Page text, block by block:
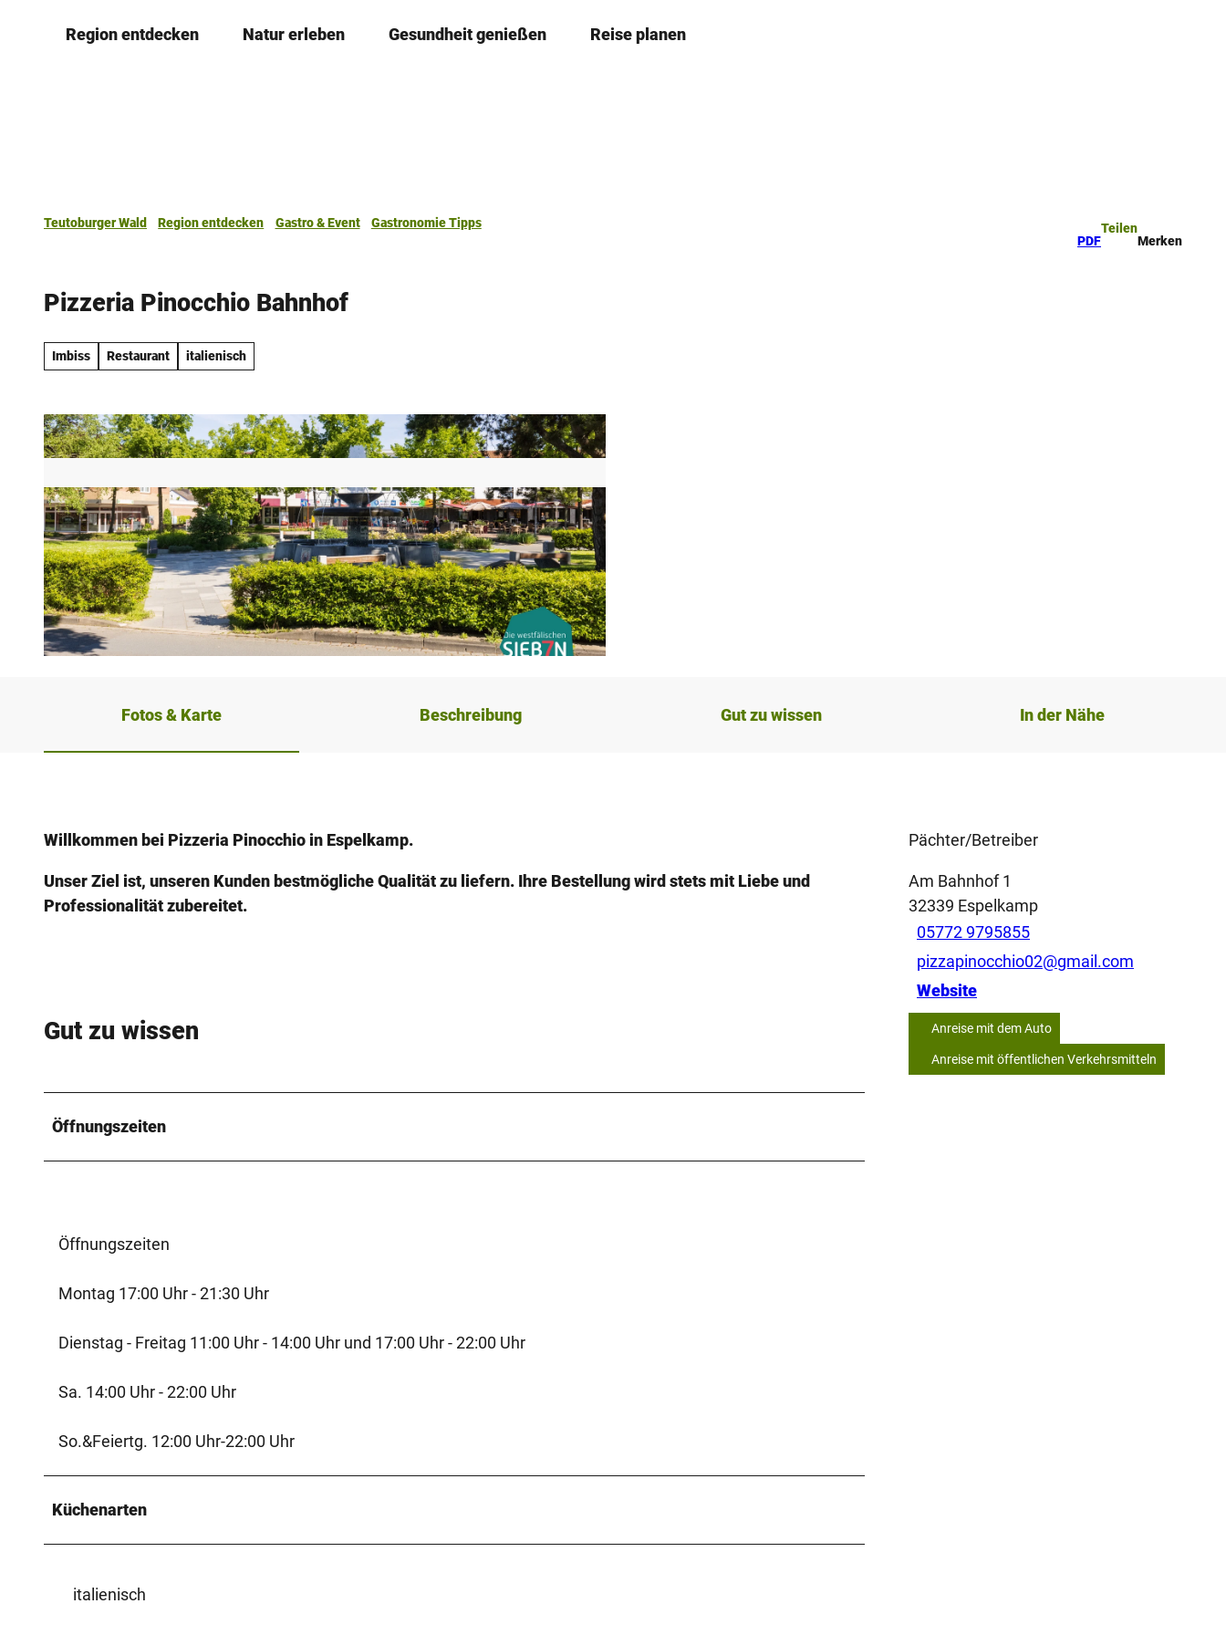
Region entdecken Natur erleben Gesundheit genießen Reise planen
Teutoburger Wald Region entdecken Gastro & Event
Gastronomie Tipps
PDF
Teilen
Merken
Pizzeria Pinocchio Bahnhof
Imbiss Restaurant italienisch
Fotos & Karte Beschreibung Gut zu wissen In der Nähe
Willkommen bei Pizzeria Pinocchio in Espelkamp.
Unser Ziel ist, unseren Kunden bestmögliche Qualität zu liefern. Ihre Bestellung wird stets mit Liebe und
Professionalität zubereitet.
Gut zu wissen
Öffnungszeiten
Öffnungszeiten
Montag 17:00 Uhr - 21:30 Uhr
Dienstag - Freitag 11:00 Uhr - 14:00 Uhr und 17:00 Uhr - 22:00 Uhr
Sa. 14:00 Uhr - 22:00 Uhr
So.&Feiertg. 12:00 Uhr-22:00 Uhr
Küchenarten
italienisch
Pächter/Betreiber
Am Bahnhof 1
32339 Espelkamp
05772 9795855
pizzapinocchio02@gmail.com
Website
Anreise mit dem Auto
Anreise mit öffentlichen Verkehrsmitteln